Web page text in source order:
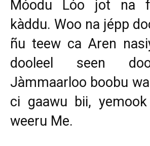
Móodu Lóo jot na
kàddu. Woo na jépp
ñu teew ca Aren
dooleel seen
Jàmmaarloo boobu
ci gaawu bii,
weeru Me.